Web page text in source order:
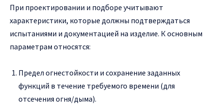
При проектировании и подборе учитывают
характеристики, которые должны подтверждаться
испытаниями и документацией на изделие. К основным
параметрам относятся:
Предел огнестойкости и сохранение заданных
функций в течение требуемого времени (для
отсечения огня/дыма).